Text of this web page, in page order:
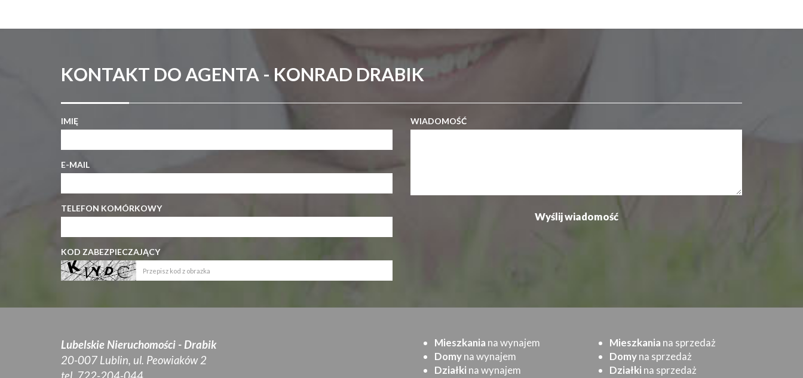
KONTAKT DO AGENTA - KONRAD DRABIK
IMIĘ
E-MAIL
TELEFON KOMÓRKOWY
KOD ZABEZPIECZAJĄCY
WIADOMOŚĆ
Lubelskie Nieruchomości - Drabik
20-007 Lublin, ul. Peowiaków 2
Mieszkania na wynajem
Domyna wynajem
Działki na wynajem
Mieszkania na sprzedaż
Domyna sprzedaż
Działki na sprzedaż